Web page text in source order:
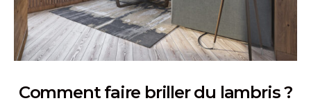
Comment faire briller du lambris ?